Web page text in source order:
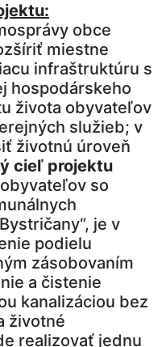
obce
miestne
infraštruktúru s
hospodárskeho
života obyvateľov
služieb; v
životnú úroveň
cieľ projektu
so
je v
podielu
zásobovaním
a čistenie
kanalizáciou bez
životné
realizovať jednu